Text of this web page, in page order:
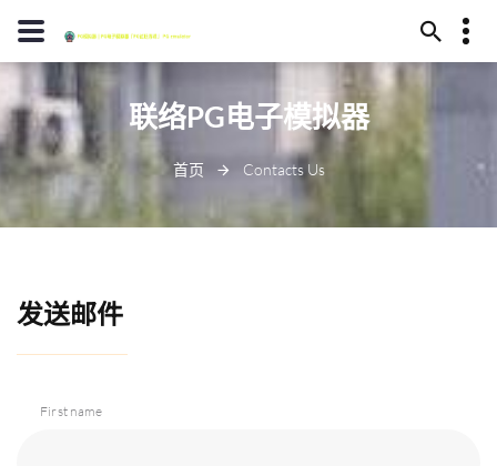
13594780517
芜湖市姻浆区204号
distinguishing@att.net
联络PG电子模拟器
首页 Contacts Us
发送邮件
First name